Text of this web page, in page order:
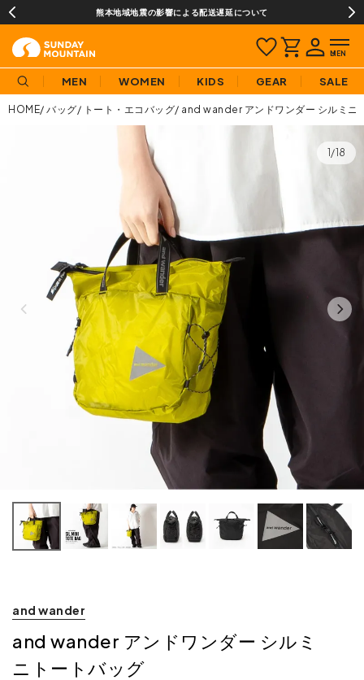
熊本地域地震の影響による配送遅延について
MEN WOMEN KIDS GEAR SALE
HOME バッグ トート・エコバッグ and wander アンドワンダー シルミニ
1/18
and wander
and wander アンドワンダー シルミ
ニトートバッグ